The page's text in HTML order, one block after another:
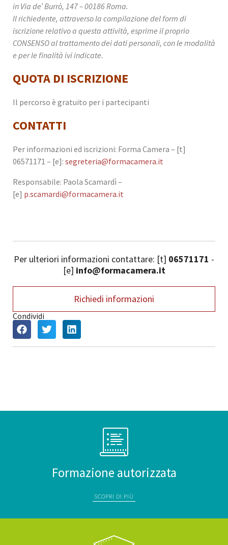
in Via de’ Burrò, 147 – 00186 Roma.
Il richiedente, attraverso la compilazione del form di
iscrizione relativo a questa attività, esprime il proprio
CONSENSO al trattamento dei dati personali, con le modalità
e per le finalità ivi indicate.
QUOTA DI ISCRIZIONE
Il percorso è gratuito per i partecipanti
CONTATTI
Per informazioni ed iscrizioni: Forma Camera – [t]
06571171 – [e]: segreteria@formacamera.it
Responsabile: Paola Scamardì –
[e] p.scamardi@formacamera.it
Per ulteriori informazioni contattare: [t] 06571171 -
[e] info@formacamera.it
Richiedi informazioni
Condividi
Formazione autorizzata
SCOPRI DI PIÙ